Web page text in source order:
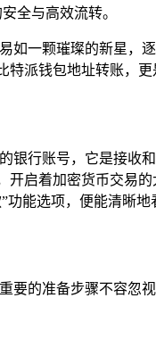
全与高效流转。
如一颗璀璨的新星，
派钱包地址转账，
银行账号，它是接
启着加密货币交易
能选项，便能清晰地
要的准备步骤不容忽视